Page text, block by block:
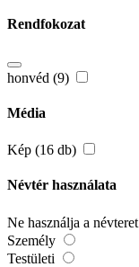
Rendfokozat
honvéd (9)
Média
Kép (16 db)
Névtér használata
Ne használja a névteret
Személy
Testületi